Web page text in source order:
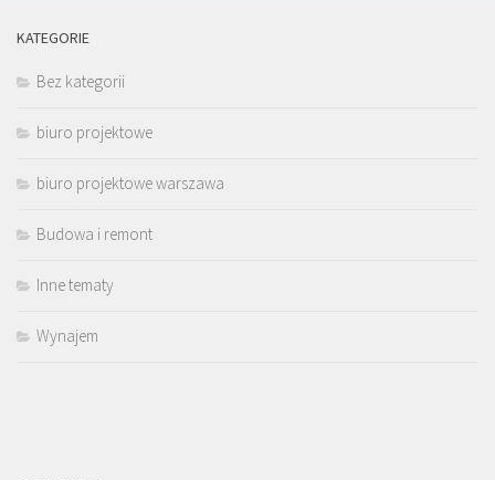
KATEGORIE
Bez kategorii
biuro projektowe
biuro projektowe warszawa
Budowa i remont
Inne tematy
Wynajem